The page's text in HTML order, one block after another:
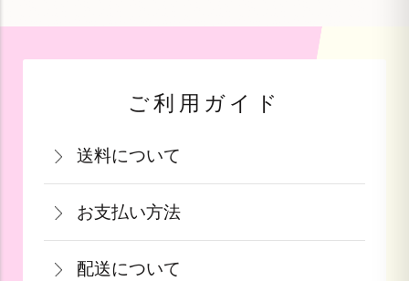
ご利用ガイド
送料について
関西・中国・四国・九州：770円(税込)
北陸・中部：990円(税込)
関東・信越：990円(税込)
東北：1,210円(税込)
お支払い方法
お支払いは、カード決済・代金引換・銀
行振込（前払い）・PayPay（オンライ
配送について